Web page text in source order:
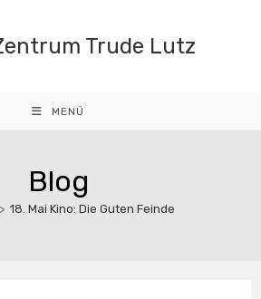
Trude Lutz
MENÜ
Blog
> 18. Mai Kino: Die Guten Feinde